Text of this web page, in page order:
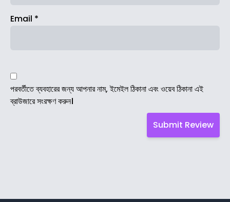
Email *
পরবর্তীতে ব্যবহারের জন্য আপনার নাম, ইমেইল ঠিকানা এবং ওয়েব ঠিকানা এই
ব্রাউজারে সংরক্ষণ করুন।